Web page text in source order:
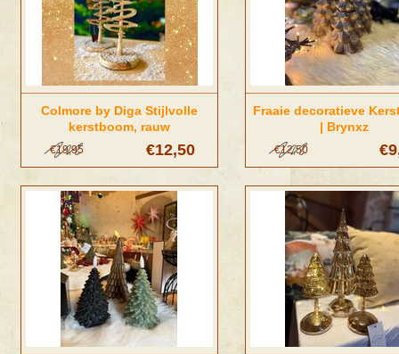
Colmore by Diga Stijlvolle
kerstboom, rauw
zilver/roestkleurig | Diga
€12,50
€19,95
Fraaie decoratieve
| Brynxz
€12,50